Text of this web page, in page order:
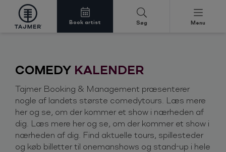
Book artist Søg Menu
COMEDY KALENDER
Tajmer Booking & Management præsenterer
nogle af landets største comedytours. Læs mere
her og se, om der kommer et show i nærheden af
dig. Læs mere her og se, om der kommer et show i
nærheden af dig. Find aktuelle tours, spillesteder
og køb billetter til onemanshows og stand-up i hele